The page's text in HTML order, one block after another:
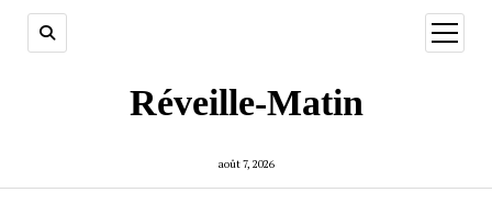
Réveille-Matin
août 7, 2026
ouvrir
menu